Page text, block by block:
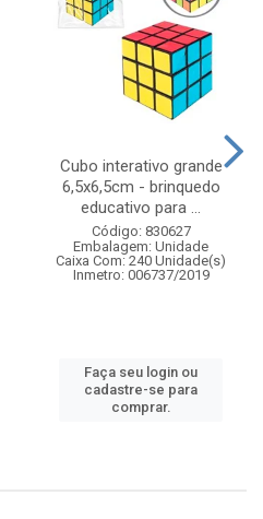
Cubo interativo grande
6,5x6,5cm - brinquedo
educativo para ...
Código: 830627
Embalagem: Unidade
Caixa Com: 240 Unidade(s)
Inmetro: 006737/2019
Faça seu login ou
cadastre-se para
comprar.